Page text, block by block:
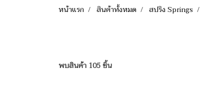
หน้าแรก สินค้าทั้งหมด สปริง Springs
พบสินค้า 105 ชิ้น